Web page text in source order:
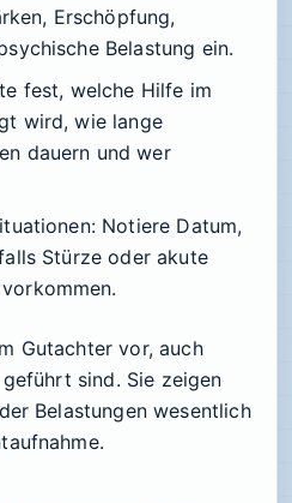
Erschöpfung,
Belastung ein.
fest, welche Hilfe im
wird, wie lange
dauern und wer
Notiere Datum,
Stürze oder akute
Gutachter vor, auch
sind. Sie zeigen
Belastungen wesentlich